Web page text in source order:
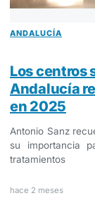
ANDALUCÍA
Los centros
Andalucía
en 2025
Antonio Sanz
su importancia
tratamientos
hace 2 meses